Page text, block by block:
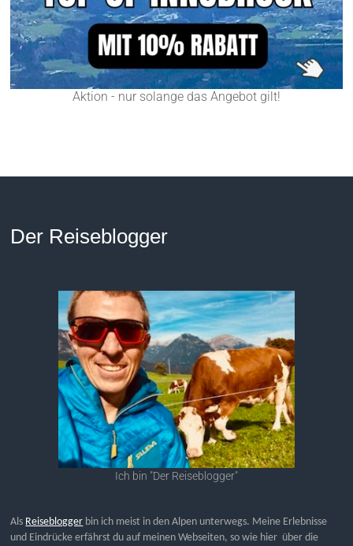
Aktion - nur solange das Angebot gilt!
Der Reiseblogger
Ich bin "Der Reiseblogger"
Als Reiseblogger bin ich meist in den Alpen unterwegs. Meine Erlebnisse
und Eindrücke erfährst du auf meinen Webseiten, so wie hier über die